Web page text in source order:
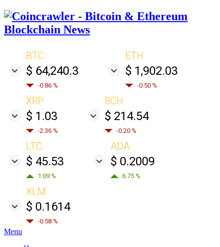
BTC
$ 64,240.3
-0.86 %
ETH
$ 1,902.03
-0.50 %
XRP
$ 1.03
-2.36 %
BCH
$ 214.54
-0.20 %
LTC
$ 45.53
1.09 %
ADA
$ 0.2009
6.75 %
XLM
$ 0.1614
-0.58 %
Menu